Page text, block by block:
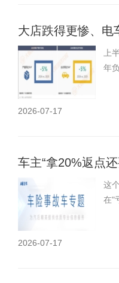
大店跌得更惨、
上
年
2026-07-17
车主“拿20%返点
这
在"
2026-07-17